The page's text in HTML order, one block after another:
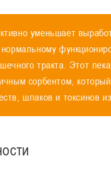
уменьшает
нормальному
тракта. Этот
сорбентом,
шлаков и токсинов из